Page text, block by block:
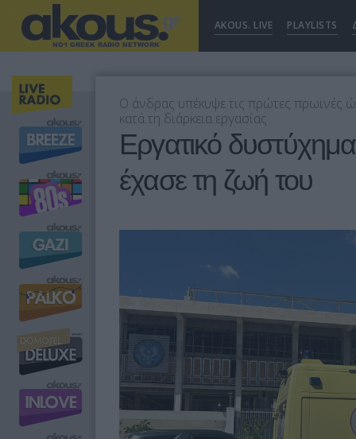
AKOUS. LIVE PLAYLISTS
Ο άνδρας υπέκυψε τις πρώτες πρωινές
κατά τη διάρκεια εργασίας
Εργατικό
έχασε τη ζωή του